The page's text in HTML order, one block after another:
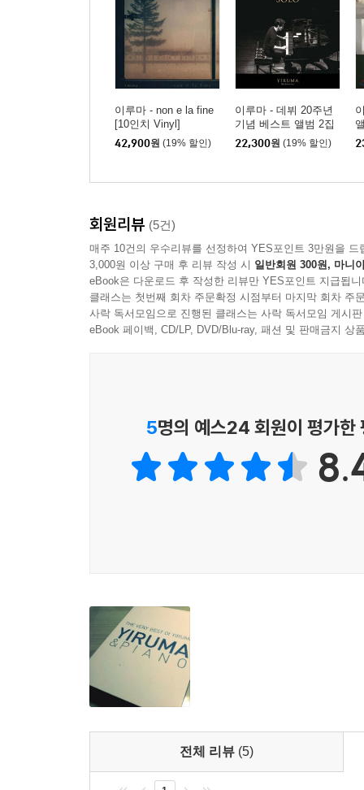
이루마 - non e la fine
[10인치 Vinyl]
42,900원 (19% 할인)
이루마 - 데뷔 20주년
기념 베스트 앨범 2집
(SOLO)
22,300원 (19% 할인)
회원리뷰 (5건)
매주 10건의 우수리뷰를 선정하여 YES포인트 3만원을 드
3,000원 이상 구매 후 리뷰 작성 시 일반회원 300원, 마니
eBook은 다운로드 후 작성한 리뷰만 YES포인트 지급됩니
클래스는 첫번째 회차 주문확정 시점부터 마지막 회차 주
사락 독서모임으로 진행된 클래스는 사락 독서모임 게시
eBook 페이백, CD/LP, DVD/Blu-ray, 패션 및 판매금지 상
5명의 예스24 회원이 평가한
전체 리뷰 (5)